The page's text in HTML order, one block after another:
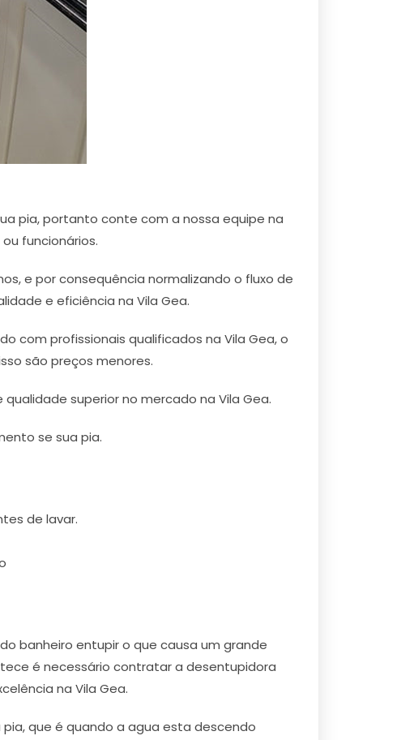
pia, portanto conte com a nossa equipe na
funcionários.
e por consequência normalizando o fluxo de
e eficiência na Vila Gea.
com profissionais qualificados na Vila Gea, o
são preços menores.
superior no mercado na Vila Gea.
se sua pia.
de lavar.
banheiro entupir o que causa um grande
é necessário contratar a desentupidora
na Vila Gea.
que é quando a agua esta descendo